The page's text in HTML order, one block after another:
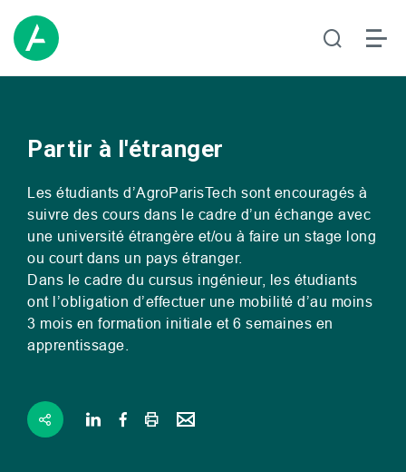
Partir à l'étranger
Les étudiants d’AgroParisTech sont encouragés à
suivre des cours dans le cadre d’un échange avec
une université étrangère et/ou à faire un stage long
ou court dans un pays étranger.
Dans le cadre du cursus ingénieur, les étudiants
ont l’obligation d’effectuer une mobilité d’au moins
3 mois en formation initiale et 6 semaines en
apprentissage.